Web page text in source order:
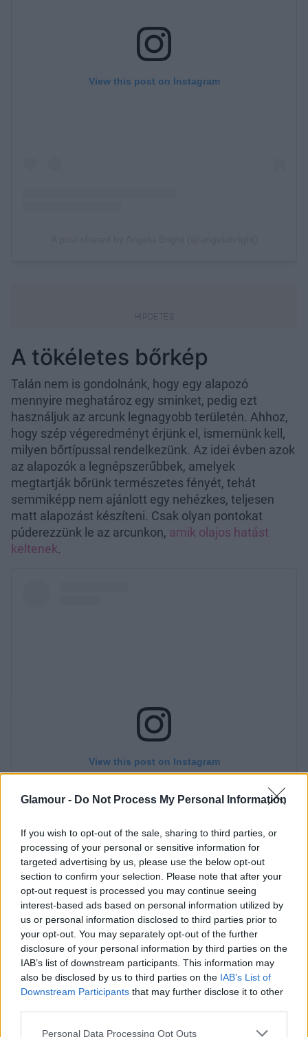
Glamour - Do Not Process My Personal Information
If you wish to opt-out of the sale, sharing to third parties, or
processing of your personal or sensitive information for
targeted advertising by us, please use the below opt-out
section to confirm your selection. Please note that after your
opt-out request is processed you may continue seeing
interest-based ads based on personal information utilized by
us or personal information disclosed to third parties prior to
your opt-out. You may separately opt-out of the further
disclosure of your personal information by third parties on the
IAB’s list of downstream participants. This information may
also be disclosed by us to third parties on the IAB’s List of
Downstream Participants that may further disclose it to other
Please note that this website/app uses one or more Google
Personal Data Processing Opt Outs
A tökéletes bőrkép
Talán nem is gondolnánk, hogy egy alapozó
mennyire meghatároz egy sminket, pedig ezt
használjuk az arcunk legnagyobb területén. Ahhoz,
hogy szép végeredményt érjünk el, ismernünk kell,
milyen bőrtípussal rendelkezünk. Az idei évben azok
az alapozók a legnépszerűbbek, amelyek
megtartják bőrünk természetes fényét, tehát
semmiképp nem ajánlott egy nehézkes, teljesen
matt alapozást készíteni. Csak olyan pontokat
púderezzünk le az arcunkon, amik olajos hatást
keltenek.
Érdemes az alapozást a szemsmink után
elkészíteni, így biztosan semmi nem kerül rá